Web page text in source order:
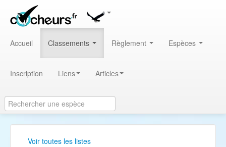
Accueil Classements Règlement Espèces
Inscription Liens Articles
Voir toutes les listes